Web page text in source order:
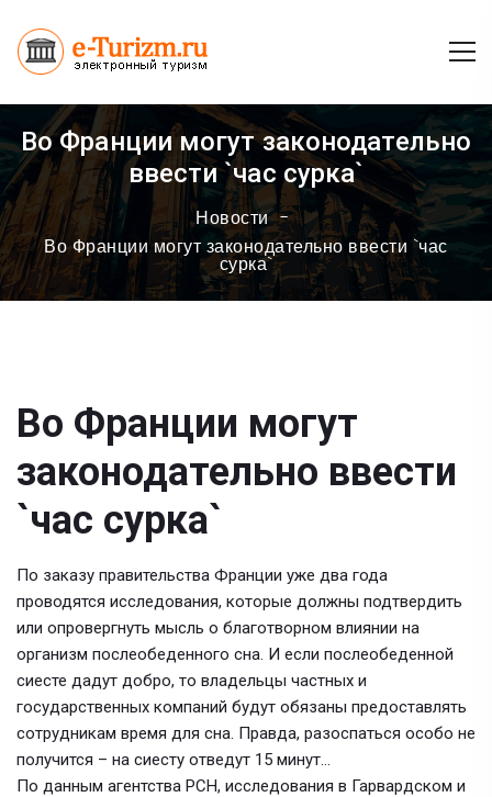
Во Франции могут законодательно
ввести `час сурка`
Новости
Во Франции могут законодательно ввести `час
сурка`
Во Франции могут
законодательно ввести
`час сурка`
По заказу правительства Франции уже два года
проводятся исследования, которые должны подтвердить
или опровергнуть мысль о благотворном влиянии на
организм послеобеденного сна. И если послеобеденной
сиесте дадут добро, то владельцы частных и
государственных компаний будут обязаны предоставлять
сотрудникам время для сна. Правда, разоспаться особо не
получится – на сиесту отведут 15 минут…
По данным агентства РСН, исследования в Гарвардском и